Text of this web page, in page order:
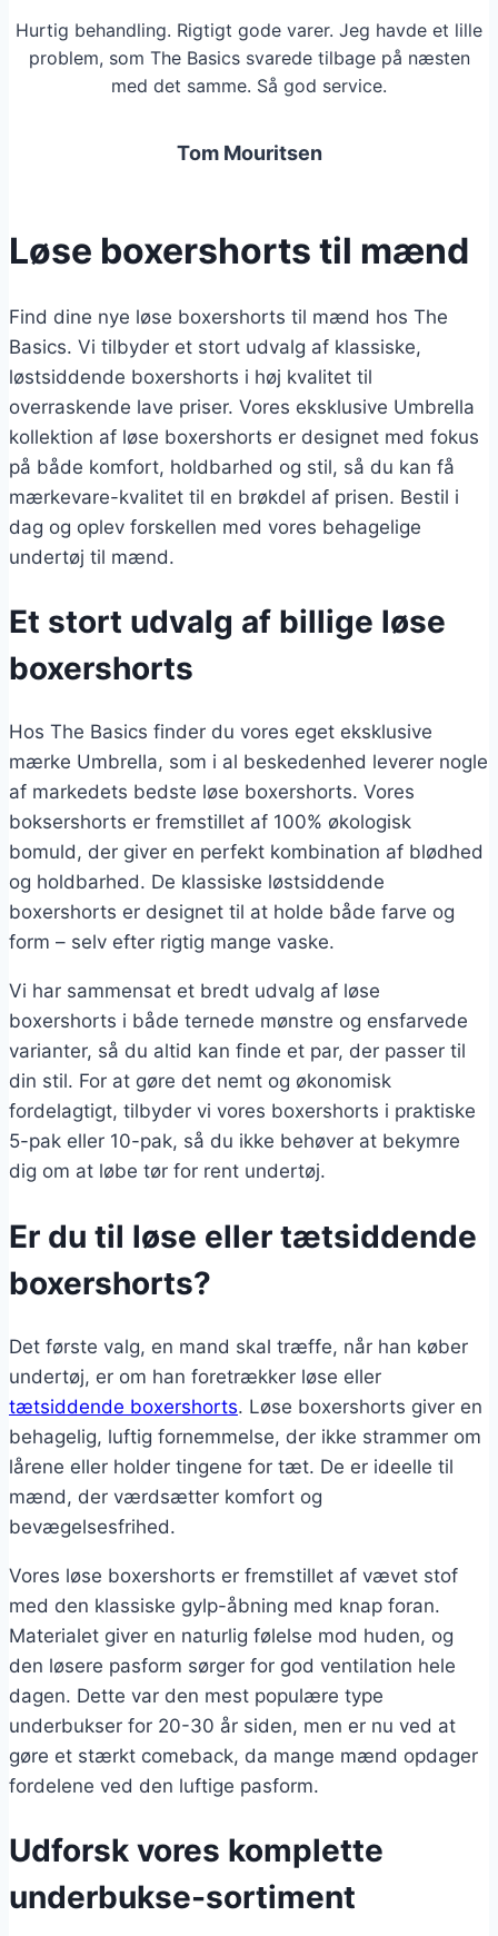
Hurtig behandling. Rigtigt gode varer. Jeg havde et lille
problem, som The Basics svarede tilbage på næsten
med det samme. Så god service.
Tom Mouritsen
Løse boxershorts til mænd
Find dine nye løse boxershorts til mænd hos The
Basics. Vi tilbyder et stort udvalg af klassiske,
løstsiddende boxershorts i høj kvalitet til
overraskende lave priser. Vores eksklusive Umbrella
kollektion af løse boxershorts er designet med fokus
på både komfort, holdbarhed og stil, så du kan få
mærkevare-kvalitet til en brøkdel af prisen. Bestil i
dag og oplev forskellen med vores behagelige
undertøj til mænd.
Et stort udvalg af billige løse
boxershorts
Hos The Basics finder du vores eget eksklusive
mærke Umbrella, som i al beskedenhed leverer nogle
af markedets bedste løse boxershorts. Vores
boksershorts er fremstillet af 100% økologisk
bomuld, der giver en perfekt kombination af blødhed
og holdbarhed. De klassiske løstsiddende
boxershorts er designet til at holde både farve og
form – selv efter rigtig mange vaske.
Vi har sammensat et bredt udvalg af løse
boxershorts i både ternede mønstre og ensfarvede
varianter, så du altid kan finde et par, der passer til
din stil. For at gøre det nemt og økonomisk
fordelagtigt, tilbyder vi vores boxershorts i praktiske
5-pak eller 10-pak, så du ikke behøver at bekymre
dig om at løbe tør for rent undertøj.
Er du til løse eller tætsiddende
boxershorts?
Det første valg, en mand skal træffe, når han køber
undertøj, er om han foretrækker løse eller
tætsiddende boxershorts. Løse boxershorts giver en
behagelig, luftig fornemmelse, der ikke strammer om
lårene eller holder tingene for tæt. De er ideelle til
mænd, der værdsætter komfort og
bevægelsesfrihed.
Vores løse boxershorts er fremstillet af vævet stof
med den klassiske gylp-åbning med knap foran.
Materialet giver en naturlig følelse mod huden, og
den løsere pasform sørger for god ventilation hele
dagen. Dette var den mest populære type
underbukser for 20-30 år siden, men er nu ved at
gøre et stærkt comeback, da mange mænd opdager
fordelene ved den luftige pasform.
Udforsk vores komplette
underbukse-sortiment